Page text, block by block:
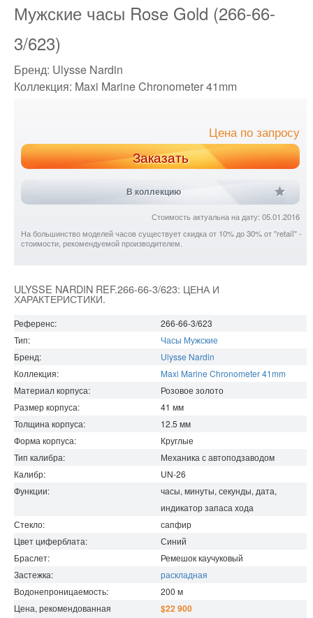
Мужские часы Rose Gold (266-66-
3/623)
Бренд: Ulysse Nardin
Коллекция: Maxi Marine Chronometer 41mm
Цена по запросу
Заказать
В коллекцию
Стоимость актуальна на дату: 05.01.2016
На большинство моделей часов существует скидка от 10% до 30% от "retail" -
стоимости, рекомендуемой производителем.
ULYSSE NARDIN REF.266-66-3/623: ЦЕНА И
ХАРАКТЕРИСТИКИ.
Референс:
266-66-3/623
Тип:
Часы Мужские
Бренд:
Ulysse Nardin
Коллекция:
Maxi Marine Chronometer 41mm
Материал корпуса:
Розовое золото
Размер корпуса:
41 мм
Толщина корпуса:
12.5 мм
Форма корпуса:
Круглые
Тип калибра:
Механика с автоподзаводом
Калибр:
UN-26
Функции:
часы, минуты, секунды, дата,
индикатор запаса хода
Стекло:
сапфир
Цвет циферблата:
Синий
Браслет:
Ремешок каучуковый
Застежка:
раскладная
Водонепроницаемость: 200 м
Цена, рекомендованная
$22 900